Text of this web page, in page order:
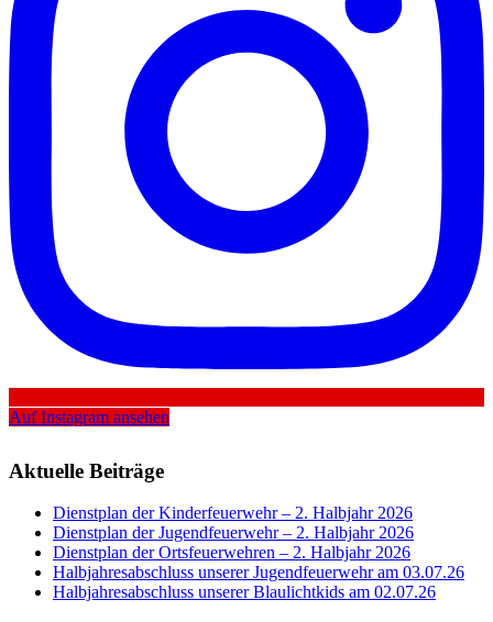
Auf Instagram ansehen
Aktuelle Beiträge
Dienstplan der Kinderfeuerwehr – 2. Halbjahr 2026
Dienstplan der Jugendfeuerwehr – 2. Halbjahr 2026
Dienstplan der Ortsfeuerwehren – 2. Halbjahr 2026
Halbjahresabschluss unserer Jugendfeuerwehr am 03.07.26
Halbjahresabschluss unserer Blaulichtkids am 02.07.26